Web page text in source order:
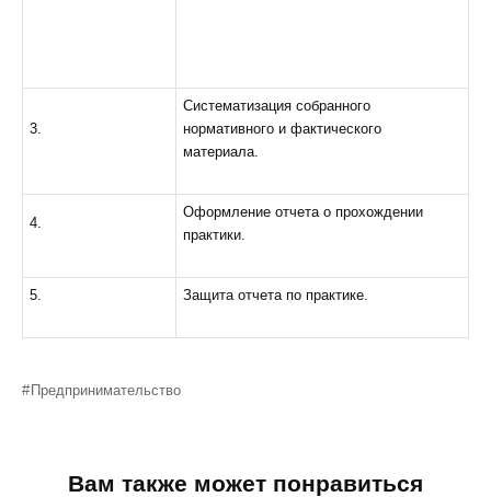
3.
Систематизация собранного
нормативного и фактического
материала.
4.
Оформление отчета о прохождении
практики.
5. Защита отчета по практике.
Предпринимательство
Вам также может понравиться